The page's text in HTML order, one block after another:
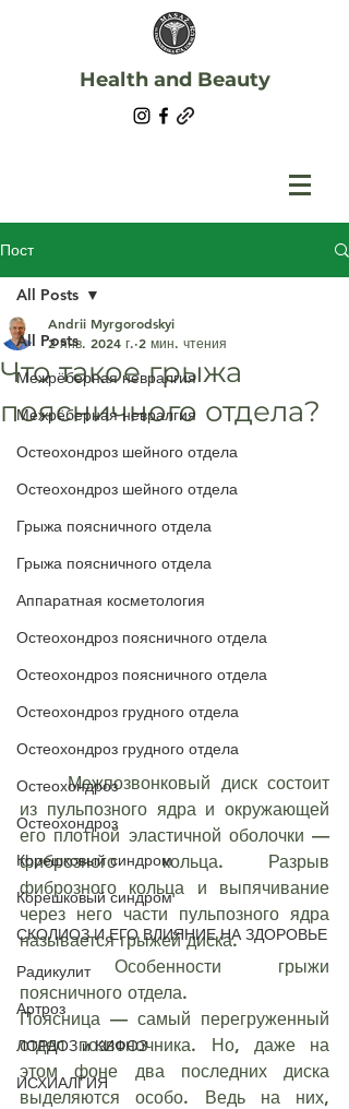
Health and Beauty
Пост
All Posts
Межрёберная невралгия
Межрёберная невралгия
Остеохондроз шейного отдела
Остеохондроз шейного отдела
Грыжа поясничного отдела
Грыжа поясничного отдела
Аппаратная косметология
Остеохондроз поясничного отдела
Остеохондроз поясничного отдела
Остеохондроз грудного отдела
Остеохондроз грудного отдела
Остеохондроз
Остеохондроз
Корешковый синдром
Корешковый синдром
СКОЛИОЗ И ЕГО ВЛИЯНИЕ НА ЗДОРОВЬЕ
Радикулит
Артроз
ЛОРДОЗ и КИФОЗ
ИСХИАЛГИЯ
All Posts
Что такое грыжа
поясничного отдела?
Andrii Myrgorodskyi
2 янв. 2024 г. 2 мин. чтения
	Межпозвонковый диск состоит
из пульпозного ядра и окружающей
его плотной эластичной оболочки —
фиброзного кольца. Разрыв
фиброзного кольца и выпячивание
через него части пульпозного ядра
называется грыжей диска.
	Особенности грыжи
поясничного отдела.
Поясница — самый перегруженный
отдел позвоночника. Но, даже на
этом фоне два последних диска
выделяются особо. Ведь на них,